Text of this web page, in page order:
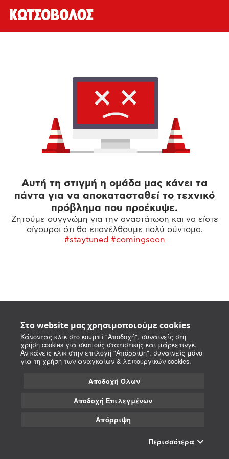
Στο website μας χρησιμοποιούμε cookies
Κάνοντας κλικ στο κουμπί "Αποδοχή", συναινείς στη
χρήση cookies για σκοπούς στατιστικής και μάρκετινγκ.
Αν κάνεις κλικ στην επιλογή "Απόρριψη", συναινείς μόνο
για τη χρήση των αναγκαίων & λειτουργικών cookies.
Αποδοχή Όλων
Αποδοχή Επιλεγμένων
Απόρριψη
Περισσότερα
Αυτή τη στιγμή η ομάδα μας κάνει τα
πάντα για να αποκατασταθεί το τεχνικό
πρόβλημα που προέκυψε.
Ζητούμε συγγνώμη για την αναστάτωση και να είστε
σίγουροι ότι θα επανέλθουμε πολύ σύντομα.
#staytuned #comingsoon